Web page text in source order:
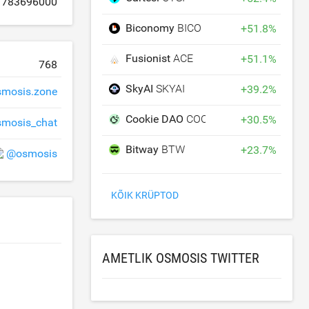
768
@osmosis
Biconomy BICO +51.8%
FusionistACE +51.1%
SkyAISKYAI +39.2%
Cookie DAO COOKIE +30.5%
Bitway BTW +23.7%
KÕIK KRÜPTOD
AMETLIK OSMOSIS TWITTER